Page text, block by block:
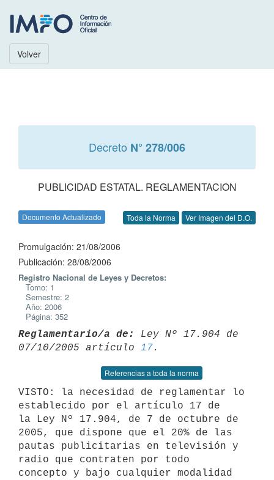
Volver
Decreto N° 278/006
PUBLICIDAD ESTATAL. REGLAMENTACION
Documento Actualizado Toda la Norma Ver Imagen del D.O.
Promulgación: 21/08/2006
Publicación: 28/08/2006
Registro Nacional de Leyes y Decretos:
Tomo: 1
Semestre: 2
Año: 2006
Página: 352
Reglamentario/a de:
Ley Nº 17.904 de
07/10/2005 artículo 17
Referencias a toda la norma
VISTO: la necesidad de reglamentar lo
establecido por el artículo 17 de
la Ley Nº 17.904, de 7 de octubre de
2005, que dispone que el 20% de las
pautas publicitarias en televisión y
radio que contraten por todo
concepto y bajo cualquier modalidad